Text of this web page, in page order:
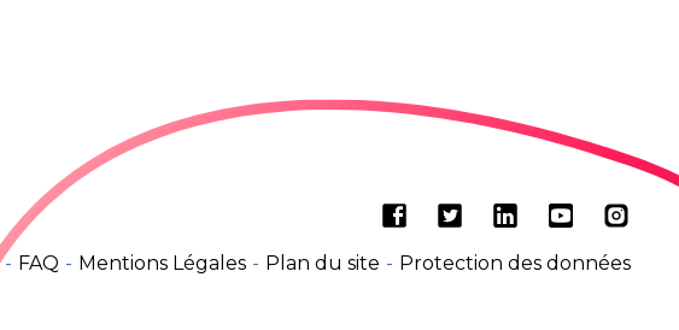
FacebookTwitterLinkedInYoutube
FAQ Mentions Légales Plan du site Protection des données